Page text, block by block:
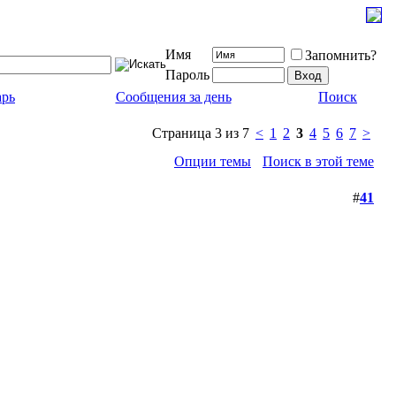
Имя
Запомнить?
Пароль
Сообщения за день Поиск
Страница 3 из 7 < 1 2 3 4 5 6 7 >
Опции темы
Поиск в этой теме
#41